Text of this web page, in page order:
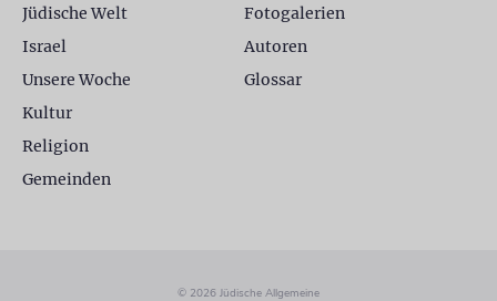
Jüdische Welt
Israel
Unsere Woche
Kultur
Religion
Gemeinden
Fotogalerien
Autoren
Glossar
© 2026 Jüdische Allgemeine